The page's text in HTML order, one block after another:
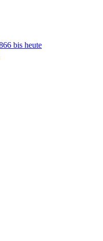
bis heute